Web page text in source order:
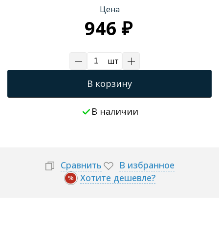
Трапы для душевых
Цена
946 ₽
шт
В корзину
В наличии
Сравнить В избранное
% Хотите дешевле?